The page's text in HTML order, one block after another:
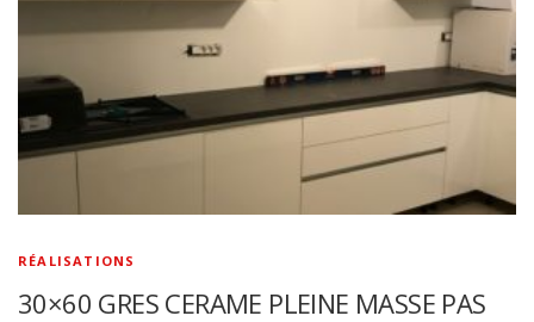
RÉALISATIONS
30×60 GRES CERAME PLEINE MASSE PAS